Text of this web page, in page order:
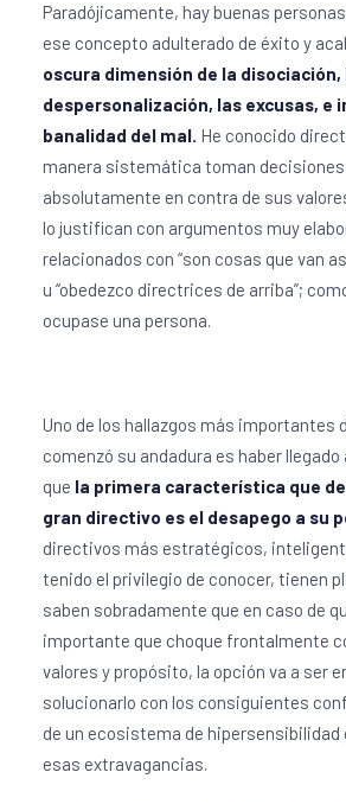
Paradójicamente, hay buenas
ese concepto adulterado de éxito y
oscura dimensión de la disociación,
despersonalización, las excusas, e
banalidad del mal. He conocido
manera sistemática toman decisiones
absolutamente en contra de sus
lo justifican con argumentos muy
relacionados con “son cosas que van
u “obedezco directrices de arriba”;
ocupase una persona.
Uno de los hallazgos más importantes
comenzó su andadura es haber llegado
que la primera característica que
gran directivo es el desapego a su
directivos más estratégicos,
tenido el privilegio de conocer, tienen
saben sobradamente que en caso de
importante que choque frontalmente
valores y propósito, la opción va a ser
solucionarlo con los consiguientes
de un ecosistema de hipersensibilidad
esas extravagancias.